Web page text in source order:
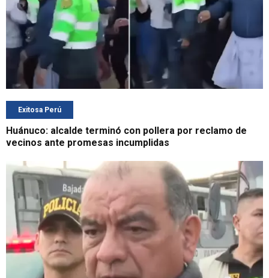
Exitosa Perú
Huánuco: alcalde terminó con pollera por reclamo de
vecinos ante promesas incumplidas